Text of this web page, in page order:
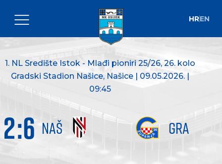
HREN
1. NL Središte Istok - Mlađi pioniri 25/26, 26. kolo
Gradski Stadion Našice, Našice | 09.05.2026. |
09:45
NAŠ GRA
2:6